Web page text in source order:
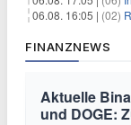
06.08. 16:05 | (02)
FINANZNEWS
Aktuelle
und DOGE: